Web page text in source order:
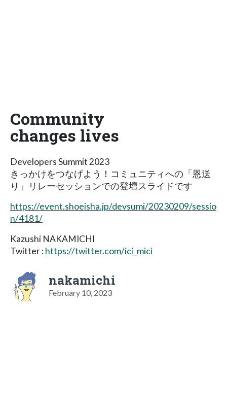
Community
changes lives
Developers Summit 2023
きっかけをつなげよう！コミュニティへの「恩送
り」リレーセッションでの登壇スライドです
https://event.shoeisha.jp/devsumi/20230209/sessio
n/4181/
Kazushi NAKAMICHI
Twitter :https://twitter.com/ici_mici
nakamichi
February 10, 2023